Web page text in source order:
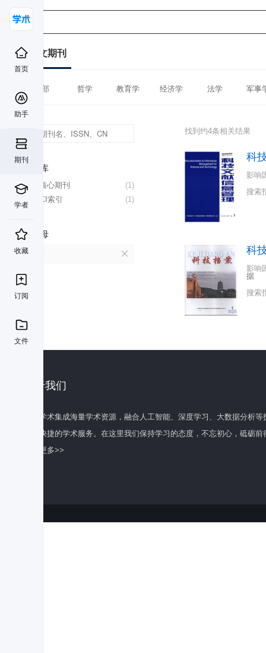
首页
助手
期刊
学者
收藏
订阅
文件
中文期刊
全部 哲学 教育学 经济学 法学 军事
数据库
(1)
北大核心期刊
(1)
CSSCI索引
首字母
K
找到约4条相关结果
科
影响
搜索
科
影响
据
搜索
关于我们
百度学术集成海量学术资源，融合人工智能、深度学习、大数据分析
全面快捷的学术服务。在这里我们保持学习的态度，不忘初心，砥砺前
了解更多>>